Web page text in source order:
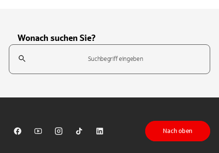
Wonach suchen Sie?
Suchfeld
Sparkasse auf Facebook
Sparkasse auf Youtube
Sparkasse auf Instagram
Sparkasse auf TikTok
Sparkasse auf LinkedIn
Nach oben